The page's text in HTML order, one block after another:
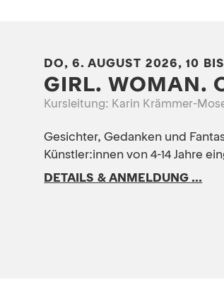
DO, 6. AUGUST 2026, 10
GIRL. WOMAN.
Kursleitung: Karin Krämmer-
Gesichter, Gedanken und
Künstler:innen von 4-14 Jahre
DETAILS & ANMELDUNG ...